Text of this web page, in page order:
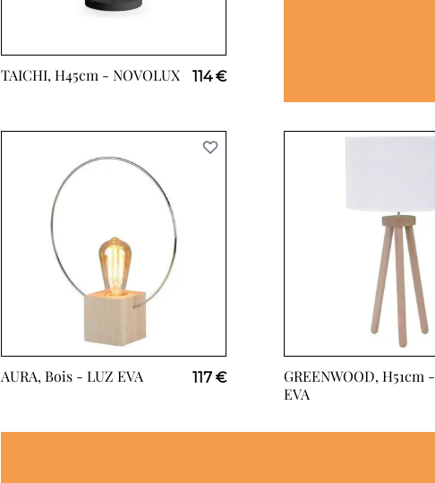
TAICHI, H45cm - NOVOLUX 114 €
AURA, Bois - LUZ EVA 117 € GREENWOOD, H51cm -
EVA